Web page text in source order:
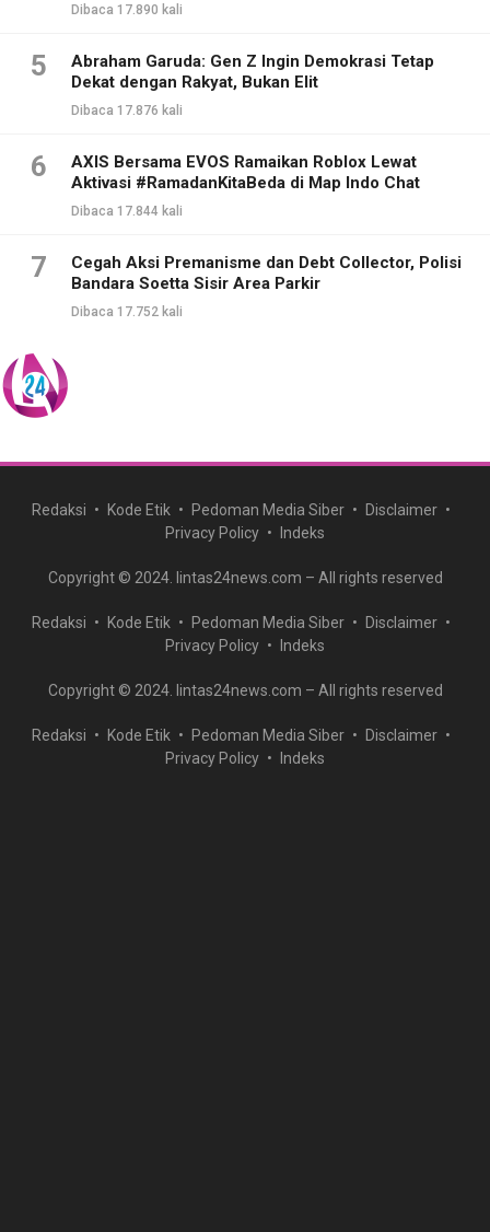
Dibaca 17.890 kali
5
Abraham Garuda: Gen Z Ingin Demokrasi Tetap
Dekat dengan Rakyat, Bukan Elit
Dibaca 17.876 kali
6
AXIS Bersama EVOS Ramaikan Roblox Lewat
Aktivasi #RamadanKitaBeda di Map Indo Chat
Dibaca 17.844 kali
7
Cegah Aksi Premanisme dan Debt Collector, Polisi
Bandara Soetta Sisir Area Parkir
Dibaca 17.752 kali
Redaksi Kode Etik Pedoman Media Siber
Disclaimer
Privacy Policy
Indeks
Copyright © 2024. lintas24news.com – All rights reserved
Redaksi Kode Etik Pedoman Media Siber
Disclaimer
Privacy Policy
Indeks
Copyright © 2024. lintas24news.com – All rights reserved
Redaksi Kode Etik Pedoman Media Siber
Disclaimer
Privacy Policy
Indeks